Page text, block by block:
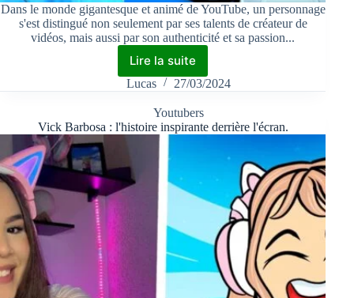
Dans le monde gigantesque et animé de YouTube, un personnage
s'est distingué non seulement par ses talents de créateur de
vidéos, mais aussi par son authenticité et sa passion...
Lire la suite
Lucas 27/03/2024
Youtubers
Vick Barbosa : l'histoire inspirante derrière l'écran.